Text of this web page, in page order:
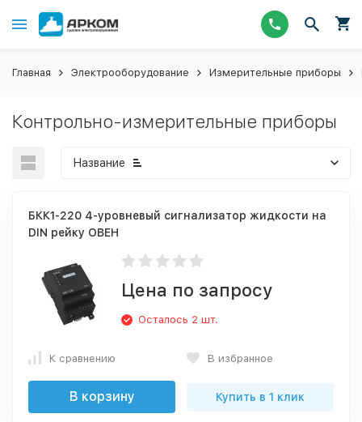
Главная Электрооборудование Измерительные приборы
Контрольно-измерительные приборы
Название
БКК1-220 4-уровневый сигнализатор жидкости на
DIN рейку ОВЕН
Цена по запросу
Осталось 2 шт.
К сравнению В избранное
В корзину Купить в 1 клик